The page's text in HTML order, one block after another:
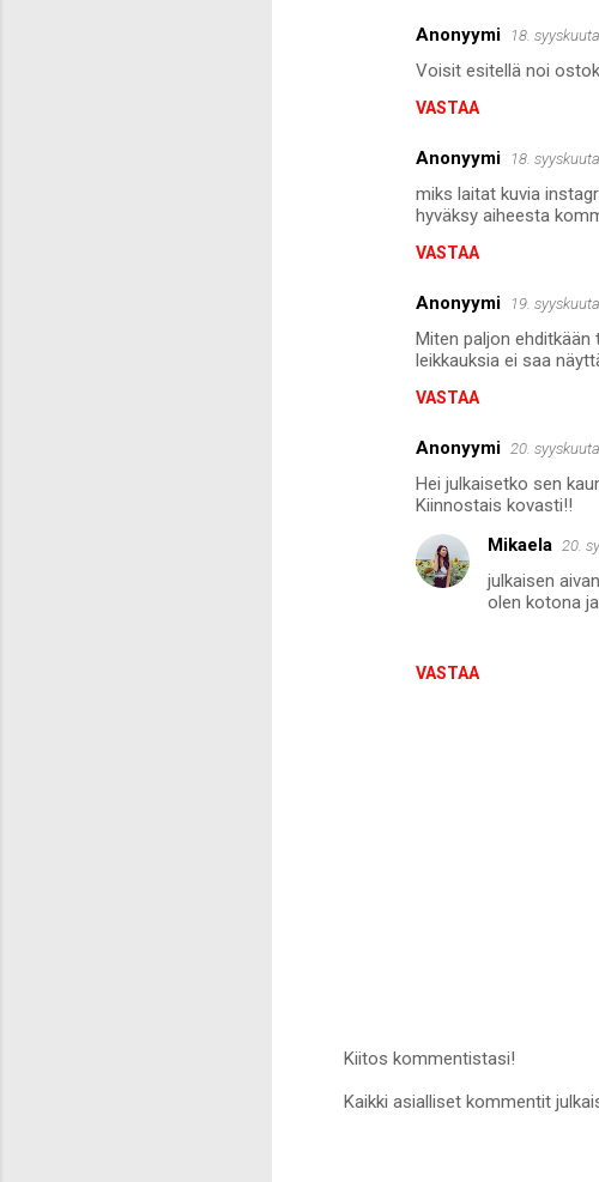
Anonyymi 18.
Voisit esitellä noi
VASTAA
Anonyymi 18.
miks laitat kuvia
hyväksy aiheesta
VASTAA
Anonyymi 19.
Miten paljon ehditkään
leikkauksia ei saa
VASTAA
Anonyymi 20.
Hei julkaisetko sen
Kiinnostais kovasti!!
VASTAA
Mikaela 20.
julkaisen
olen kotona
ä
Kiitos kommentistasi!
Kaikki asialliset kommentit